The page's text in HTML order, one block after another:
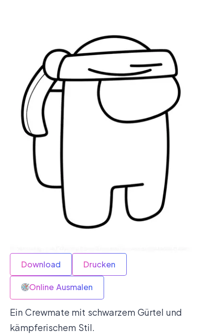
Download Drucken
Online Ausmalen
Ein Crewmate mit schwarzem Gürtel und
kämpferischem Stil.